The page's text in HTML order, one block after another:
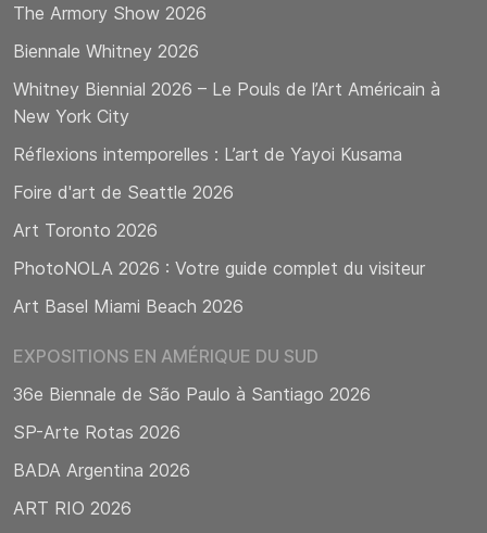
The Armory Show 2026
Biennale Whitney 2026
Whitney Biennial 2026 – Le Pouls de l’Art Américain à
New York City
Réflexions intemporelles : L’art de Yayoi Kusama
Foire d'art de Seattle 2026
Art Toronto 2026
PhotoNOLA 2026 : Votre guide complet du visiteur
Art Basel Miami Beach 2026
EXPOSITIONS EN AMÉRIQUE DU SUD
36e Biennale de São Paulo à Santiago 2026
SP-Arte Rotas 2026
BADA Argentina 2026
ART RIO 2026